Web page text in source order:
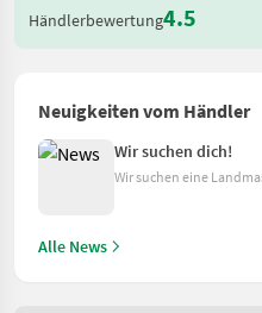
Händlerbewertung4.5
Neuigkeiten vom Händler
Wir suchen dich!
Wir suchen eine
Alle News